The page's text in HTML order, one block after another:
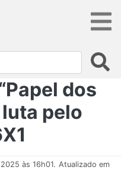
dos
pelo
às 16h01. Atualizado em